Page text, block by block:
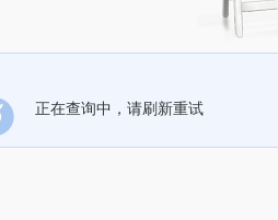
正在查询中，请刷新重试